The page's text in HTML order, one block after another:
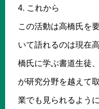
4. これから
この活動は高橋氏を
いて語れるのは現在
橋氏に学ぶ書道生徒
が研究分野を越えて
業でも見られるよう